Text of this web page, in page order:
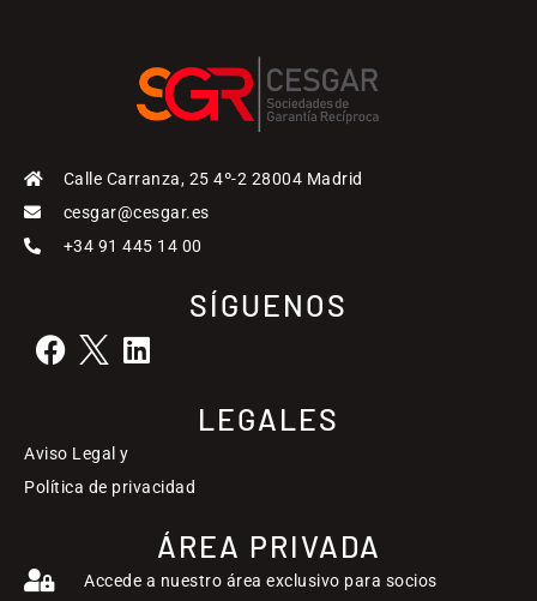
Calle Carranza, 25 4º-2 28004 Madrid
cesgar@cesgar.es
+34 91 445 14 00
SÍGUENOS
LEGALES
Aviso Legal y
Política de privacidad
ÁREA PRIVADA
Accede a nuestro área exclusivo para socios